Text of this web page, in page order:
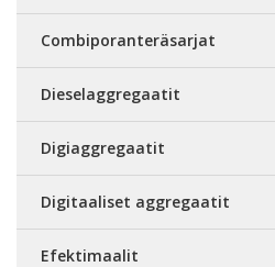
Combiporanteräsarjat
Dieselaggregaatit
Digiaggregaatit
Digitaaliset aggregaatit
Efektimaalit